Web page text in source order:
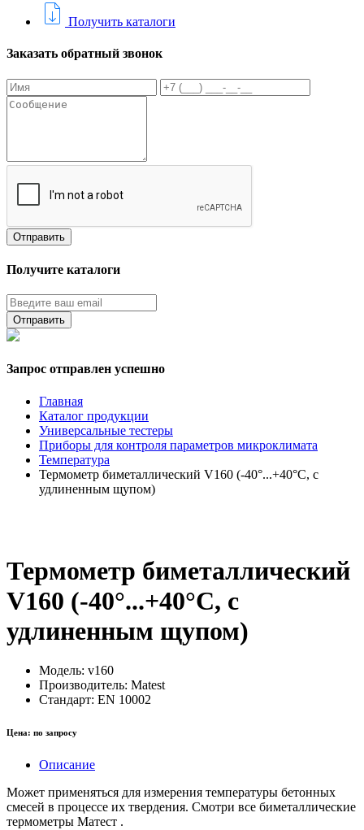
Получить каталоги
Заказать обратный звонок
Получите каталоги
Запрос отправлен успешно
Главная
Каталог продукции
Универсальные тестеры
Приборы для контроля параметров микроклимата
Температура
Термометр биметаллический V160 (-40°...+40°С, с
удлиненным щупом)
Термометр биметаллический
V160 (-40°...+40°С, с
удлиненным щупом)
Модель: v160
Производитель: Matest
Стандарт: EN 10002
Цена: по запросу
Описание
Может применяться для измерения температуры бетонных
смесей в процессе их твердения. Смотри все биметаллические
термометры Матест .